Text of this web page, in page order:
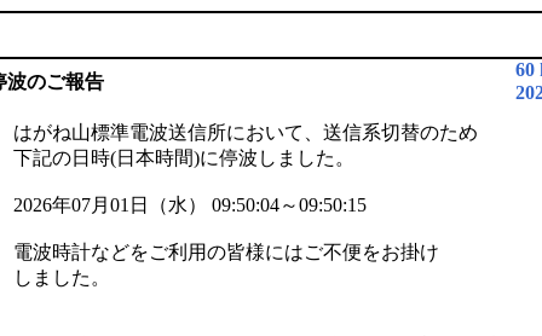
波のご報告
60
はがね山標準電波送信所において、送信系切替のため
下記の日時(日本時間)に停波しました。
2026年07月01日（水） 09:50:04～09:50:15
電波時計などをご利用の皆様にはご不便をお掛け
しました。